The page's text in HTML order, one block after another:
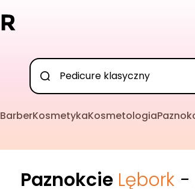
BarberKosmetykaKosmetologia
Paznokcie Lębork -